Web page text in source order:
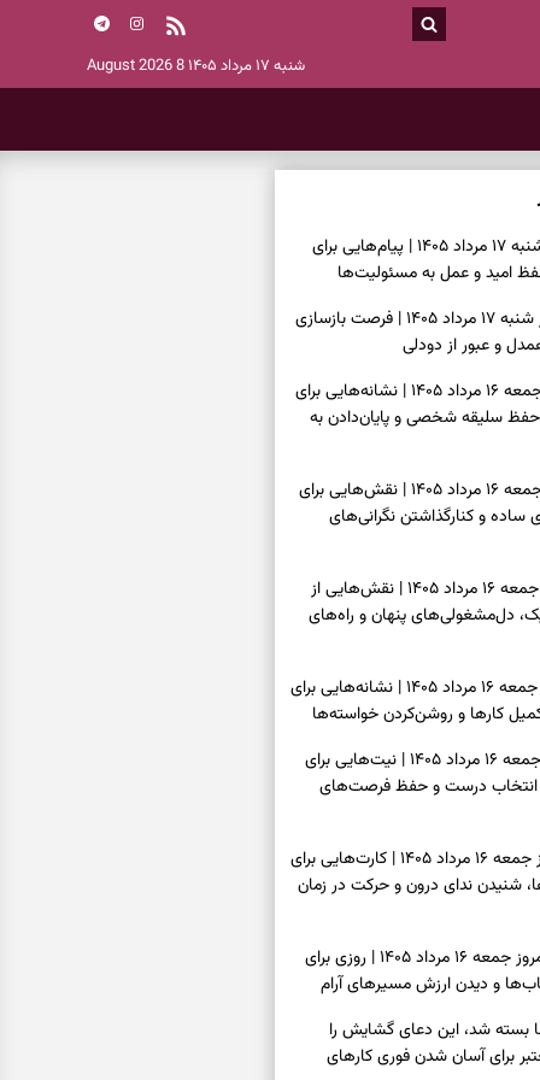
شنبه ۱۷ مرداد ۱۴۰۵ 8 August 2026
فال انبیا امروز شنبه ۱۷ مرداد ۱۴۰۵ | پیام‌هایی برای
امید و عمل به مسئولیت‌ها
فال حافظ امروز شنبه ۱۷ مرداد ۱۴۰۵ | فرصت بازسازی
و عبور از دودلی
فال اسم امروز جمعه ۱۶ مرداد ۱۴۰۵ | نشانه‌هایی برای
حفظ سلیقه شخصی و پایان‌دادن به
فال چای امروز جمعه ۱۶ مرداد ۱۴۰۵ | نقش‌هایی برای
و کنارگذاشتن نگرانی‌های
فال قهوه امروز جمعه ۱۶ مرداد ۱۴۰۵ | نقش‌هایی از
دل‌مشغولی‌های پنهان و راه‌های
فال شمع امروز جمعه ۱۶ مرداد ۱۴۰۵ | نشانه‌هایی برای
کارها و روشن‌کردن خواسته‌ها
فال ابجد امروز جمعه ۱۶ مرداد ۱۴۰۵ | نیت‌هایی برای
درست و حفظ فرصت‌های
فال تاروت امروز جمعه ۱۶ مرداد ۱۴۰۵ | کارت‌هایی برای
شنیدن ندای درون و حرکت در زمان
فال سرنوشت امروز جمعه ۱۶ مرداد ۱۴۰۵ | روزی برای
و دیدن ارزش مسیرهای آرام
بسته شد، این دعای گشایش را
برای آسان شدن فوری کارهای